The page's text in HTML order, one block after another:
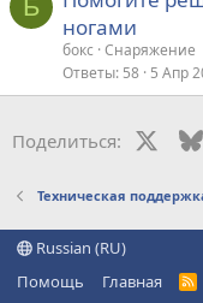
Б
ногами
бокс Снаряжение
Ответы 58 5 Апр
Поделиться:
Техническая
Russian (RU)
Помощь
Главная
R